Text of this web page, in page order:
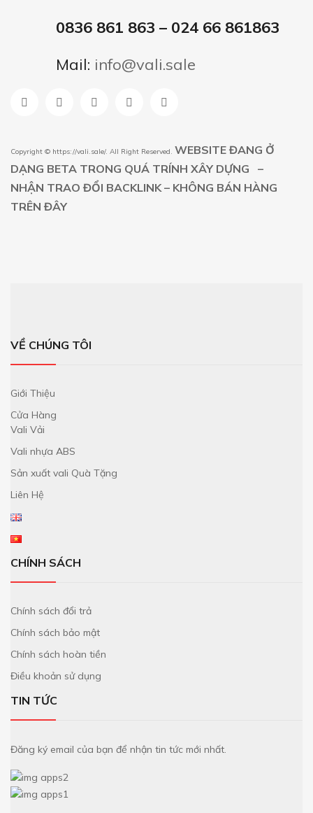
0836 861 863 – 024 66 861863
Mail: info@vali.sale
Copyright © https://vali.sale/. All Right Reserved. WEBSITE ĐANG Ở
DẠNG BETA TRONG QUÁ TRÍNH XÂY DỰNG –
NHẬN TRAO ĐỔI BACKLINK – KHÔNG BÁN HÀNG
TRÊN ĐÂY
VỀ CHÚNG TÔI
Giới Thiệu
Cửa Hàng
Vali Vải
Vali nhựa ABS
Sản xuất vali Quà Tặng
Liên Hệ
CHÍNH SÁCH
Chính sách đổi trả
Chính sách bảo mật
Chính sách hoàn tiền
Điều khoản sử dụng
TIN TỨC
Đăng ký email của bạn để nhận tin tức mới nhất.